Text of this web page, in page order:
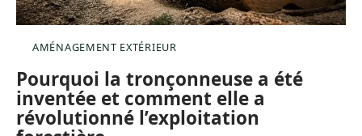
AMÉNAGEMENT EXTÉRIEUR
Pourquoi la tronçonneuse a été
inventée et comment elle a
révolutionné l’exploitation